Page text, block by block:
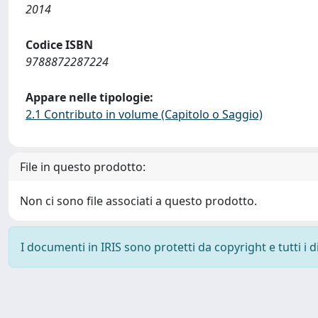
2014
Codice ISBN
9788872287224
Appare nelle tipologie:
2.1 Contributo in volume (Capitolo o Saggio)
File in questo prodotto:
Non ci sono file associati a questo prodotto.
I documenti in IRIS sono protetti da copyright e tutti i